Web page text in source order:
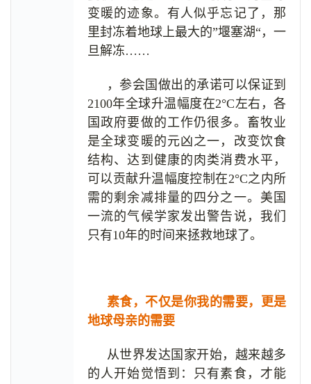
变暖的迹象。有人似乎忘记了，那
里封冻着地球上最大的”堰塞湖“，一
旦解冻……
，参会国做出的承诺可以保证到
2100年全球升温幅度在2°C左右，各
国政府要做的工作仍很多。畜牧业
是全球变暖的元凶之一，改变饮食
结构、达到健康的肉类消费水平，
可以贡献升温幅度控制在2°C之内所
需的剩余减排量的四分之一。美国
一流的气候学家发出警告说，我们
只有10年的时间来拯救地球了。
素食，不仅是你我的需要，更是
地球母亲的需要
从世界发达国家开始，越来越多
的人开始觉悟到：只有素食，才能